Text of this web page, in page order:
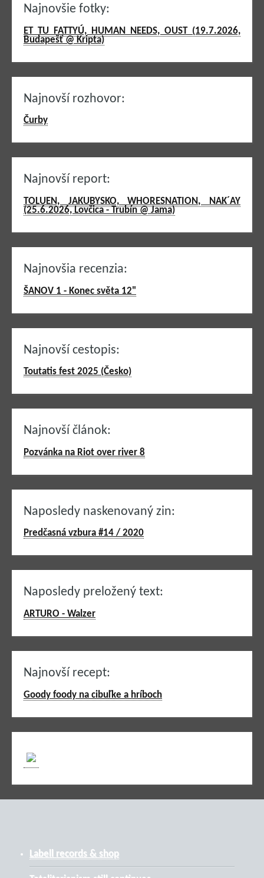
Najnovšie fotky:
ET TU FATTYÚ, HUMAN NEEDS, OUST (19.7.2026,
Budapešť @ Kripta)
Najnovší rozhovor:
Čurby
Najnovší report:
TOLUEN, JAKUBYSKO, WHORESNATION, NAK´AY
(25.6.2026, Lovčica - Trubín @ Jama)
Najnovšia recenzia:
ŠANOV 1 - Konec světa 12"
Najnovší cestopis:
Toutatis fest 2025 (Česko)
Najnovší článok:
Pozvánka na Riot over river 8
Naposledy naskenovaný zin:
Predčasná vzbura #14 / 2020
Naposledy preložený text:
ARTURO - Walzer
Najnovší recept:
Goody foody na cibuľke a hríboch
Labell records & shop